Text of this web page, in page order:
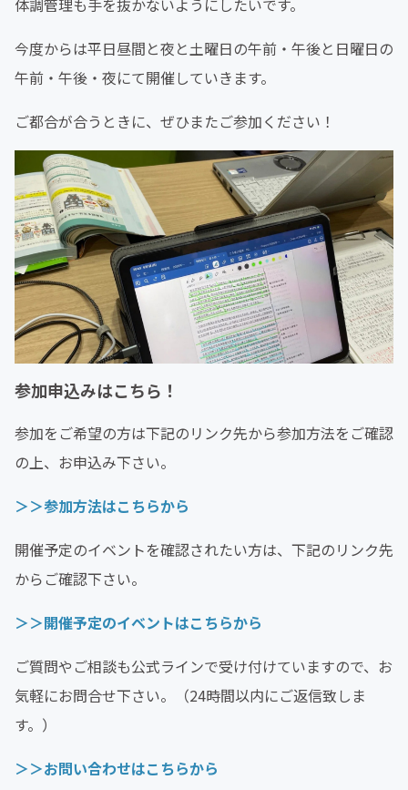
今度からは平日昼間と夜と土曜日の午前・午後と日曜日の
午前・午後・夜にて開催していきます。
ご都合が合うときに、ぜひまたご参加ください！
参加申込みはこちら！
参加をご希望の方は下記のリンク先から参加方法をご確認
の上、お申込み下さい。
＞＞参加方法はこちらから
開催予定のイベントを確認されたい方は、下記のリンク先
からご確認下さい。
＞＞開催予定のイベントはこちらから
ご質問やご相談も公式ラインで受け付けていますので、お
気軽にお問合せ下さい。（24時間以内にご返信致しま
す。）
＞＞お問い合わせはこちらから